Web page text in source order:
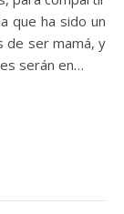
que ha sido un
de ser mamá, y
serán en…